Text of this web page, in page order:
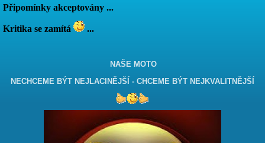
Připomínky akceptovány ...
Kritika se zamítá ...
NAŠE MOTO
NECHCEME BÝT NEJLACINĚJŠÍ - CHCEME BÝT NEJKVALITNĚJŠÍ